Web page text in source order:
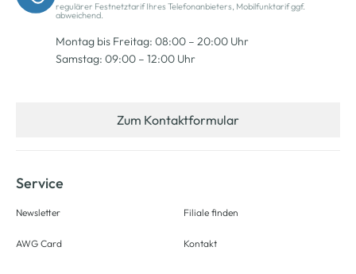
regulärer Festnetztarif Ihres Telefonanbieters, Mobilfunktarif ggf.
abweichend.
Montag bis Freitag: 08:00 – 20:00 Uhr
Samstag: 09:00 – 12:00 Uhr
Zum Kontaktformular
Service
Newsletter
AWG Card
Filiale finden
Kontakt